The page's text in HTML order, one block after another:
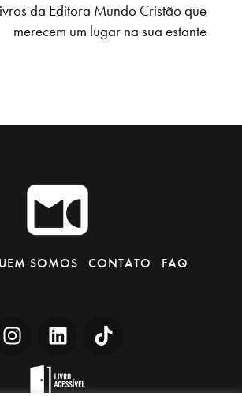
da Editora Mundo Cristão que
merecem um lugar na sua estante
SOMOS CONTATO
FAQ